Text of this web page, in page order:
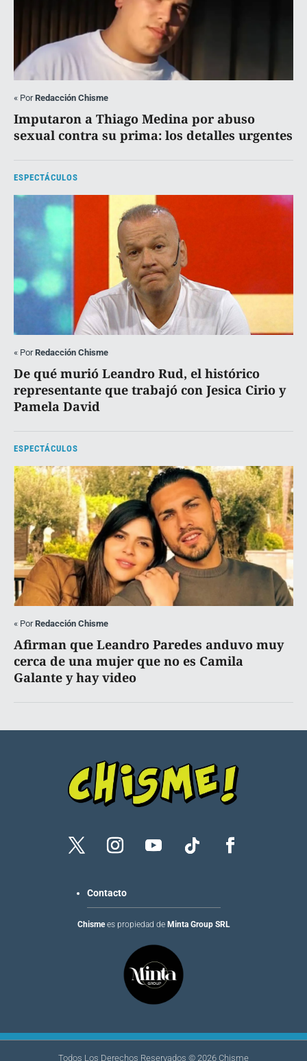
« PorRedacción Chisme
Imputaron a Thiago Medina por abuso
sexual contra su prima: los detalles urgentes
ESPECTÁCULOS
« PorRedacción Chisme
De qué murió Leandro Rud, el histórico
representante que trabajó con Jesica Cirio y
Pamela David
ESPECTÁCULOS
« PorRedacción Chisme
Afirman que Leandro Paredes anduvo muy
cerca de una mujer que no es Camila
Galante y hay video
Contacto
Chismees propiedad de Minta Group SRL
Todos Los Derechos Reservados © 2026 Chisme